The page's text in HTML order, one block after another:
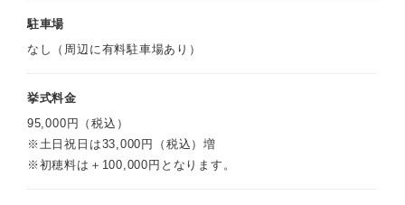
駐車場
なし（周辺に有料駐車場あり）
挙式料金
95,000円（税込）
※土日祝日は33,000円（税込）増
※初穂料は＋100,000円となります。